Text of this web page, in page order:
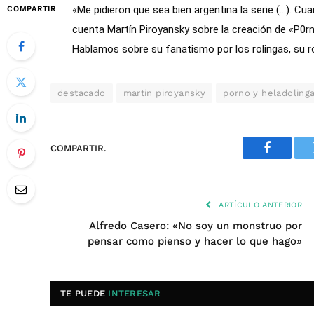
COMPARTIR
«Me pidieron que sea bien argentina la serie (…).
cuenta Martín Piroyansky sobre la creación de
Hablamos sobre su fanatismo por los rolingas, su
destacado martin piroyansky porno y
COMPARTIR.
ARTÍCULO ANTERIOR
Alfredo Casero: «No soy un monstruo por
pensar como pienso y hacer lo que hago»
TE PUEDE INTERESAR